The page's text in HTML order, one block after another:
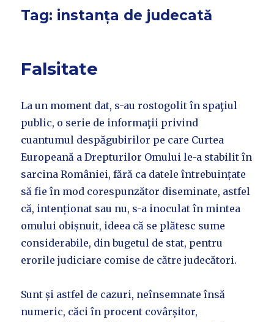
Tag: instanța de judecată
Falsitate
La un moment dat, s-au rostogolit în spaţiul
public, o serie de informaţii privind
cuantumul despăgubirilor pe care Curtea
Europeană a Drepturilor Omului le-a stabilit în
sarcina României, fără ca datele întrebuințate
să fie în mod corespunzător diseminate, astfel
că, intenționat sau nu, s-a inoculat în mintea
omului obișnuit, ideea că se plătesc sume
considerabile, din bugetul de stat, pentru
erorile judiciare comise de către judecători.
Sunt și astfel de cazuri, neînsemnate însă
numeric, căci în procent covârșitor,